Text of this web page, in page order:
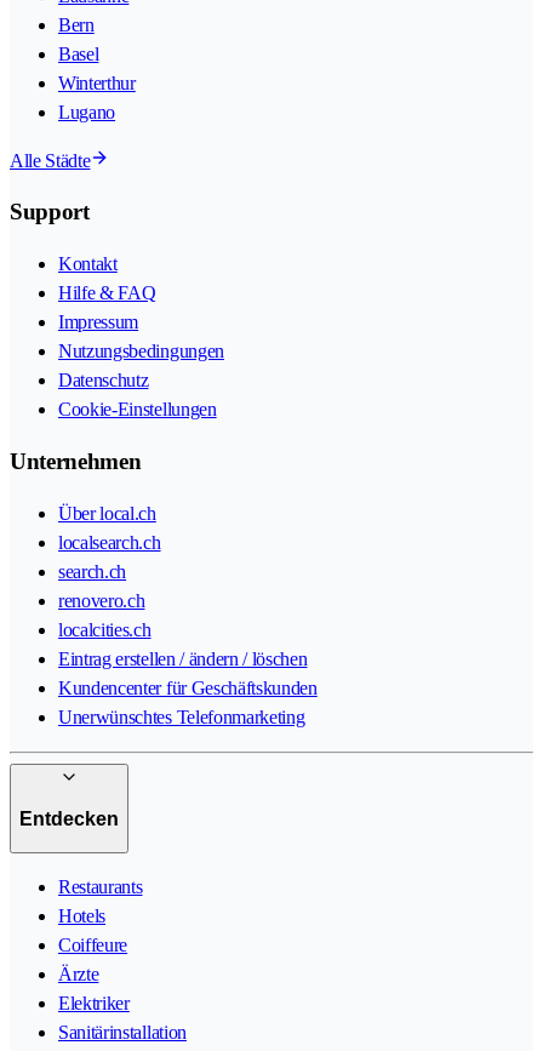
Bern
Basel
Winterthur
Lugano
Alle Städte
Support
Kontakt
Hilfe & FAQ
Impressum
Nutzungsbedingungen
Datenschutz
Cookie-Einstellungen
Unternehmen
Über local.ch
localsearch.ch
search.ch
renovero.ch
localcities.ch
Eintrag erstellen / ändern / löschen
Kundencenter für Geschäftskunden
Unerwünschtes Telefonmarketing
Entdecken
Restaurants
Hotels
Coiffeure
Ärzte
Elektriker
Sanitärinstallation